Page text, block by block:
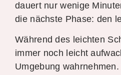
dauert nur wenige
die nächste Phase: den
Während des leichten
immer noch leicht
Umgebung